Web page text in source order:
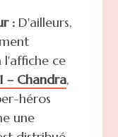
:D'ailleurs,
l'affiche ce
– Chandra,
héros
une